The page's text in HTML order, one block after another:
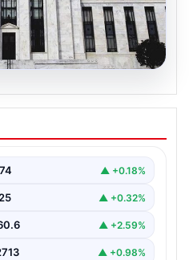
Faiz Oranında Değişiklik
▲ +0.18%
▲ +0.32%
▲ +2.59%
▲ +0.98%